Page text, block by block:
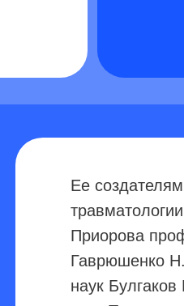
травматологии и
Приорова профессор,
Гаврюшенко Н.С.,
наук Булгаков В.Г. и
наук Татаренков В.И.
Сегодня артро-
проводят хирурги-